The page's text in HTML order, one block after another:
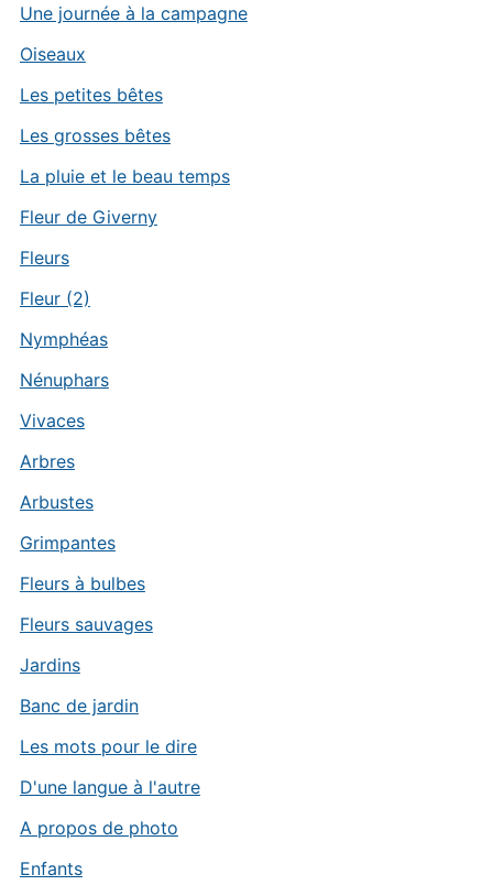
Une journée à la campagne
Oiseaux
Les petites bêtes
Les grosses bêtes
La pluie et le beau temps
Fleur de Giverny
Fleurs
Fleur (2)
Nymphéas
Nénuphars
Vivaces
Arbres
Arbustes
Grimpantes
Fleurs à bulbes
Fleurs sauvages
Jardins
Banc de jardin
Les mots pour le dire
D'une langue à l'autre
A propos de photo
Enfants